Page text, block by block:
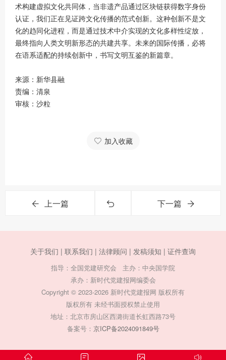
术构建虚拟文化共同体，当非遗产品通过区块链获得数字身份
认证，我们正在见证跨文化传播的范式创新。这种创新不是文
化的趋同化进程，而是通过技术中介实现的文化多样性绽放，
最终指向人类文明新形态的共建共享。未来的国际传播，必将
在语系适配的持续创新中，书写文明互鉴的新篇章。
来源：新华县融
责编：清泉
审核：沙粒
加入收藏
上一篇 下一篇
关于我们 | 联系我们 | 法律顾问 | 发稿须知 | 证件查询
指导：全国党建研究会 主办：中央国学院
承办：新时代党建报网编委会
Copyright © 2023-2026 新时代党建报网 版权所有
版权所有 未经书面授权禁止使用
地址：北京市房山区西潞街道长虹西路73号
备案号： 京ICP备2024091849号